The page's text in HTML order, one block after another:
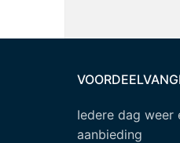
Iedere dag weer
aanbieding